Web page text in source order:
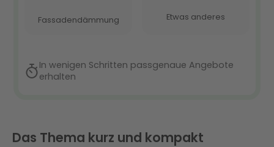
Das Thema kurz und kompakt